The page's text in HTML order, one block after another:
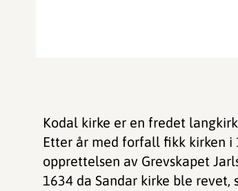
Kodal kirke er en fredet
Etter år med forfall fikk kirken i
opprettelsen av Grevskapet
1634 da Sandar kirke ble